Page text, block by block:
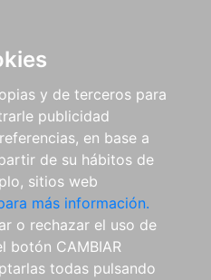
y de terceros para
publicidad
en base a
de su hábitos de
sitios web
más información.
o rechazar el uso de
botón CAMBIAR
todas pulsando